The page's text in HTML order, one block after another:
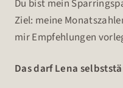
Du bist mein
Ziel: meine
mir Empfehlungen
Das darf Lena